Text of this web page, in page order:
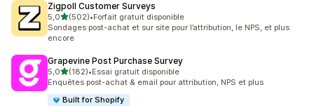
Zigpoll Customer Surveys
5,0étoile(s) sur 5
(502)
502 avis au total
•Forfait gratuit disponible
Sondages post-achat et sur site pour l’attribution, le NPS, et plus
encore
Grapevine Post Purchase Survey
5,0étoile(s) sur 5
(182)
182 avis au total
•Essai gratuit disponible
Enquêtes post-achat & email pour attribution, NPS et plus
Built for Shopify